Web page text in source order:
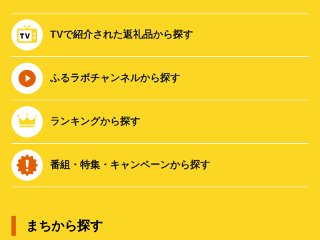
TVで紹介された返礼品から探す
ふるラボチャンネルから探す
ランキングから探す
番組・特集・キャンペーンから探す
まちから探す